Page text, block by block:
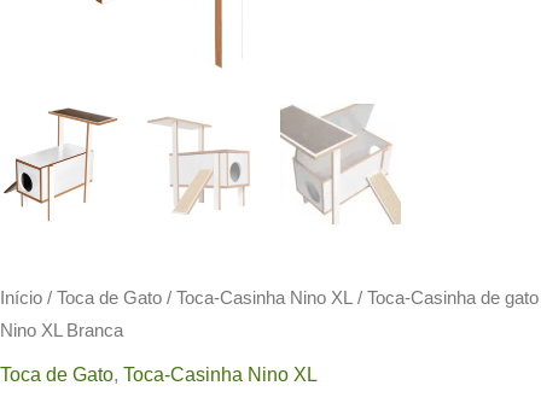
Início / Toca de Gato / Toca-Casinha Nino XL
/ Toca-Casinha de gato
Nino XL Branca
Toca de Gato, Toca-Casinha Nino XL